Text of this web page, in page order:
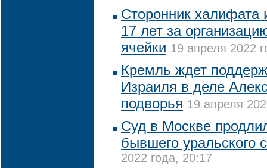
Сторонник халифата
17 лет за
ячейки 19 апреля 2022
Кремль ждет
Израиля в деле
подворья 19 апреля
Суд в Москве
бывшего уральского
2022 года, 20:17